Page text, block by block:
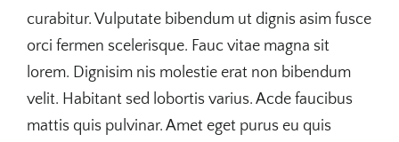
curabitur. Vulputate bibendum ut dignis asim fusce
orci fermen scelerisque. Fauc vitae magna sit
lorem. Dignisim nis molestie erat non bibendum
velit. Habitant sed lobortis varius. Acde faucibus
mattis quis pulvinar. Amet eget purus eu quis